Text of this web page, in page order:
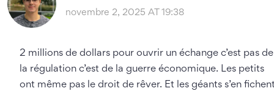
novembre 2, 2025 AT 19:38
2 millions de dollars pour ouvrir un échange c’est pas de
la régulation c’est de la guerre économique. Les petits
ont même pas le droit de rêver. Et les géants s’en